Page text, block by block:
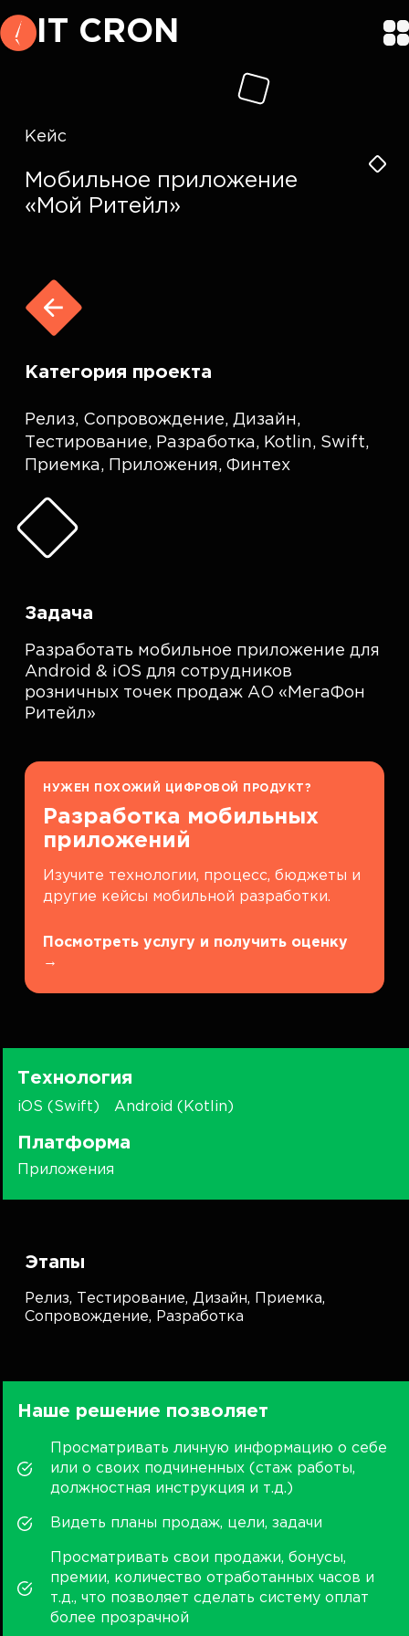
IT CRON
Кейс
Мобильное приложение
«Мой Ритейл»
Категория проекта
Релиз, Сопровождение, Дизайн,
Тестирование, Разработка, Kotlin, Swift,
Приемка, Приложения,Финтех
Задача
Разработать мобильное приложение для
Android & iOS для сотрудников
розничных точек продаж АО «МегаФон
Ритейл»
НУЖЕН ПОХОЖИЙ ЦИФРОВОЙ ПРОДУКТ?
Разработка мобильных
приложений
Изучите технологии, процесс, бюджеты и
другие кейсы мобильной разработки.
Посмотреть услугу и получить оценку
→
Технология
iOS (Swift) Android (Kotlin)
Платформа
Приложения
Этапы
Релиз, Тестирование,Дизайн,
Приемка,
Сопровождение, Разработка
Наше решение позволяет
Просматривать личную информацию о себе
или о своих подчиненных (стаж работы,
должностная инструкция и т.д.)
Видеть планы продаж, цели, задачи
Просматривать свои продажи, бонусы,
премии, количество отработанных часов и
т.д., что позволяет сделать систему оплат
более прозрачной